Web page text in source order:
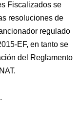
Fiscalizados se
resoluciones de
regulado
EF, en tanto se
del Reglamento